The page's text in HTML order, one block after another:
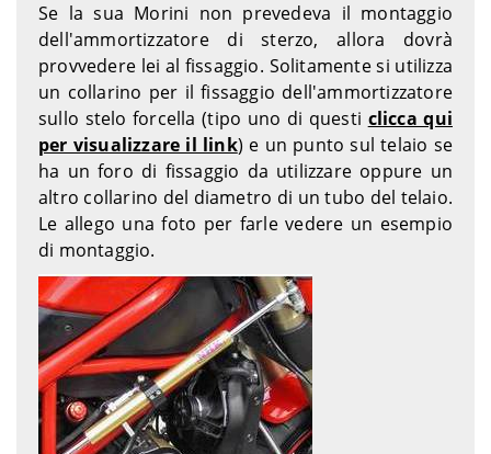
Se la sua Morini non prevedeva il montaggio
dell'ammortizzatore di sterzo, allora dovrà
provvedere lei al fissaggio. Solitamente si utilizza
un collarino per il fissaggio dell'ammortizzatore
sullo stelo forcella (tipo uno di questi clicca qui
per visualizzare il link) e un punto sul telaio se
ha un foro di fissaggio da utilizzare oppure un
altro collarino del diametro di un tubo del telaio.
Le allego una foto per farle vedere un esempio
di montaggio.